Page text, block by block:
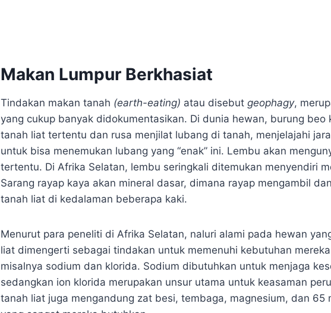
Makan Lumpur Berkhasiat
Tindakan makan tanah (earth-eating) atau disebut geophagy,
yang cukup banyak didokumentasikan. Di dunia hewan, burung beo
tanah liat tertentu dan rusa menjilat lubang di tanah, menjelajahi
untuk bisa menemukan lubang yang “enak” ini. Lembu akan
tertentu. Di Afrika Selatan, lembu seringkali ditemukan menyendiri
Sarang rayap kaya akan mineral dasar, dimana rayap mengambil
tanah liat di kedalaman beberapa kaki.
Menurut para peneliti di Afrika Selatan, naluri alami pada hewan
liat dimengerti sebagai tindakan untuk memenuhi kebutuhan
misalnya sodium dan klorida. Sodium dibutuhkan untuk menjaga
sedangkan ion klorida merupakan unsur utama untuk keasaman
tanah liat juga mengandung zat besi, tembaga, magnesium, dan 65